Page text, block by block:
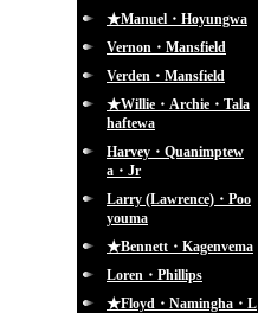
★Manuel・Hoyungwa
Vernon・Mansfield
Verden・Mansfield
★Willie・Archie・Tala
haftewa
Harvey・Quanimptew
a・Jr
Larry (Lawrence)・Poo
youma
★Bennett・Kagenvema
Loren・Phillips
★Floyd・Namingha・L